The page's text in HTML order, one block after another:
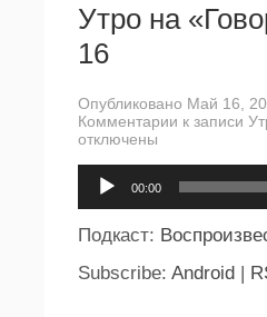
Утро на
16
Опубликовано Май 16,
Комментарии к записи
отключены
00:00
Подкаст:
Subscribe: Android